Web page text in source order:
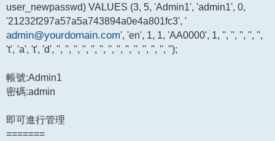
user_newpasswd) VALUES (3, 5, 'Admin1', 'admin1', 0,
'21232f297a57a5a743894a0e4a801fc3', '
admin@yourdomain.com', 'en', 1, 1, 'AA0000', 1, '', '', '', '', '',
't', 'a', 't', 'd', '', '', '', '', '', '', '', '', '', '', '', '', '', '');
帳號:Admin1
密碼:admin
即可進行管理
=======